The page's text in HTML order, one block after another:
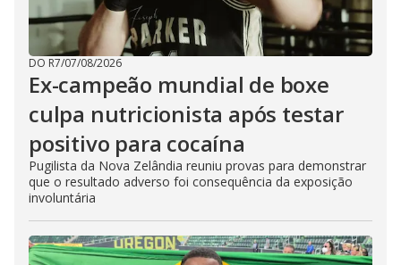
DO R7/07/08/2026
Ex-campeão mundial de boxe
culpa nutricionista após testar
positivo para cocaína
Pugilista da Nova Zelândia reuniu provas para demonstrar
que o resultado adverso foi consequência da exposição
involuntária